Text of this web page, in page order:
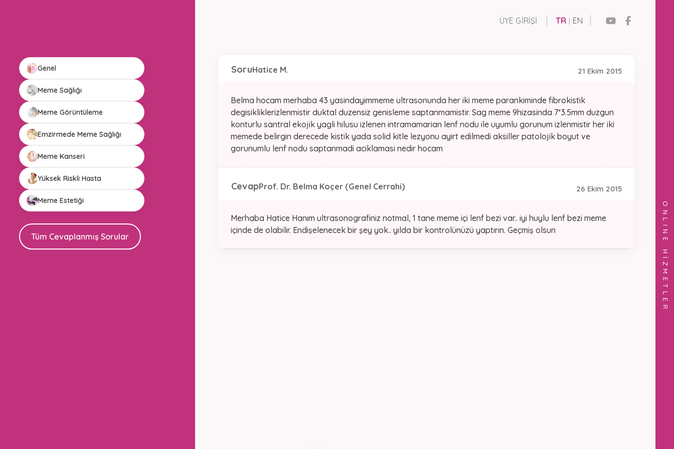
ÜYE GIRIŞI TR | EN
ONLINE HİZMETLER
Genel
Meme Sağlığı
Meme Görüntüleme
Emzirmede Meme Sağlığı
Meme Kanseri
Yüksek Riskli Hasta
Meme Estetiği
Tüm Cevaplanmış Sorular
21 Ekim 2015
SoruHatice M.
Belma hocam merhaba 43 yasindayimmeme ultrasonunda her iki meme parankiminde fibrokistik
degisikliklerizlenmistir duktal duzensiz genisleme saptanmamistir. Sag meme 9hizasinda 7*3.5mm duzgun
konturlu santral ekojik yagli hilusu izlenen intramamarian lenf nodu ile uyumlu gorunum izlenmistir her iki
memede belirgin derecede kistik yada solid kitle lezyonu ayirt edilmedi aksiller patolojik boyut ve
gorunumlu lenf nodu saptanmadi aciklamasi nedir hocam
26 Ekim 2015
CevapProf. Dr. Belma Koçer (Genel Cerrahi)
Merhaba Hatice Hanım ultrasonografiniz notmal, 1 tane meme içi lenf bezi var.. iyi huylu lenf bezi meme
içinde de olabilir. Endişelenecek bir şey yok.. yılda bir kontrolünüzü yaptırın. Geçmiş olsun